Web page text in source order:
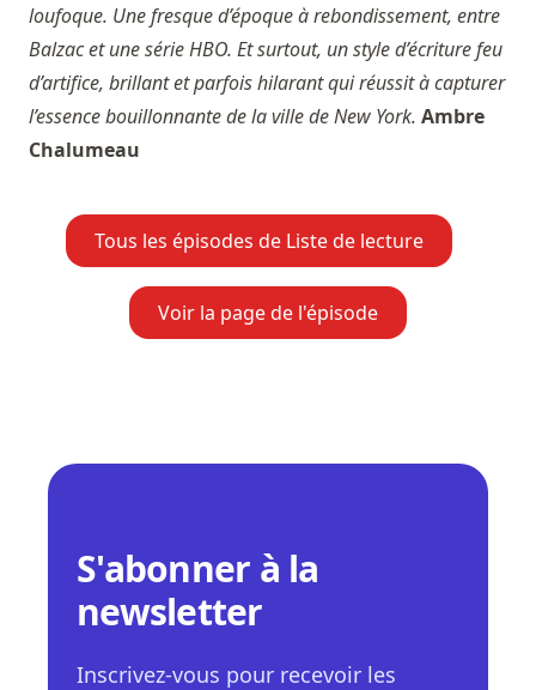
loufoque. Une fresque d’époque à rebondissement, entre
Balzac et une série HBO. Et surtout, un style d’écriture feu
d’artifice, brillant et parfois hilarant qui réussit à capturer
l’essence bouillonnante de la ville de New York. Ambre
Chalumeau
Tous les épisodes de Liste de lecture
Voir la page de l'épisode
S'abonner à la
newsletter
Inscrivez-vous pour recevoir les